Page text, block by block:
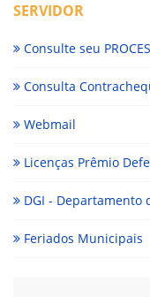
SERVIDOR
Consulte seu
Consulta
Webmail
Licenças Prêmio
DGI - Departamento
Feriados Municipais